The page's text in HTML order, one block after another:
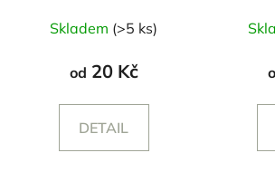
Skladem (>5 ks)
od 20 Kč
DETAIL